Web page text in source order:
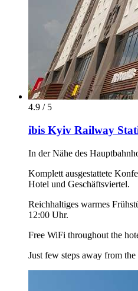
4.9 / 5
ibis Kyiv Railway
In der Nähe des
Komplett ausgestattete
Hotel und Geschäftsviertel.
Reichhaltiges warmes
12:00 Uhr.
Free WiFi throughout the
Just few steps away from